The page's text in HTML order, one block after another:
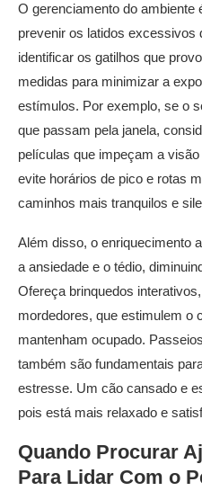
O gerenciamento do ambiente
prevenir os latidos excessivos
identificar os gatilhos que
medidas para minimizar a
estímulos. Por exemplo, se o
que passam pela janela,
películas que impeçam a
evite horários de pico e rotas
caminhos mais tranquilos e
Além disso, o enriquecimento
a ansiedade e o tédio,
Ofereça brinquedos
mordedores, que estimulem o
mantenham ocupado.
também são fundamentais
estresse. Um cão cansado e
pois está mais relaxado e
Quando Procurar
Para Lidar Com o